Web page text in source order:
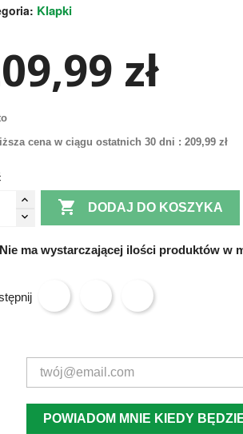
Klapki
zł
cena w ciągu ostatnich 30 dni : 209,99 zł
 DODAJ DO KOSZYKA
Nie ma wystarczającej ilości produktów w
POWIADOM MNIE KIEDY